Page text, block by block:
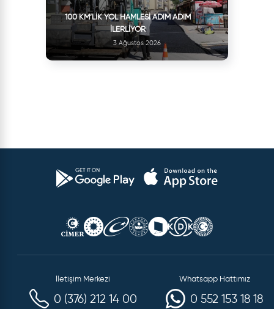
100 KM’LIK YOL HAMLESI ADIM ADIM
İLERLIYOR
3 Ağustos 2026
İletişim Merkezi
0 (376) 212 14 00
Whatsapp Hattımız
0 552 153 18 18